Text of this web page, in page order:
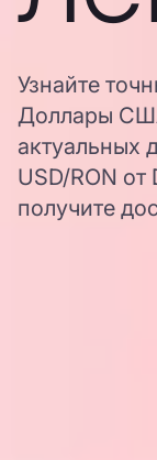
Узнайте
Доллары
актуальных
USD/RON
получите